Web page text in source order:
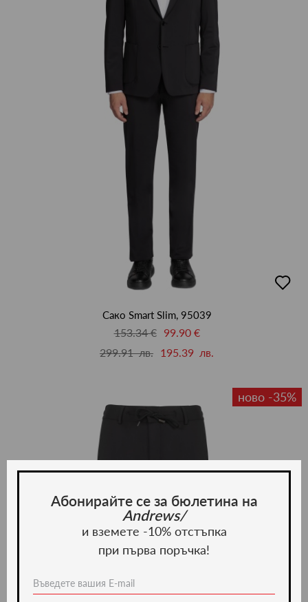
в
Сако Smart Slim, 95039
153.34 €
99.90 €
299.91 лв. 195.39 лв.
ново -35%
Абонирайте се за бюлетина на
Andrews/
и вземете -10% отстъпка
при първа поръчка!